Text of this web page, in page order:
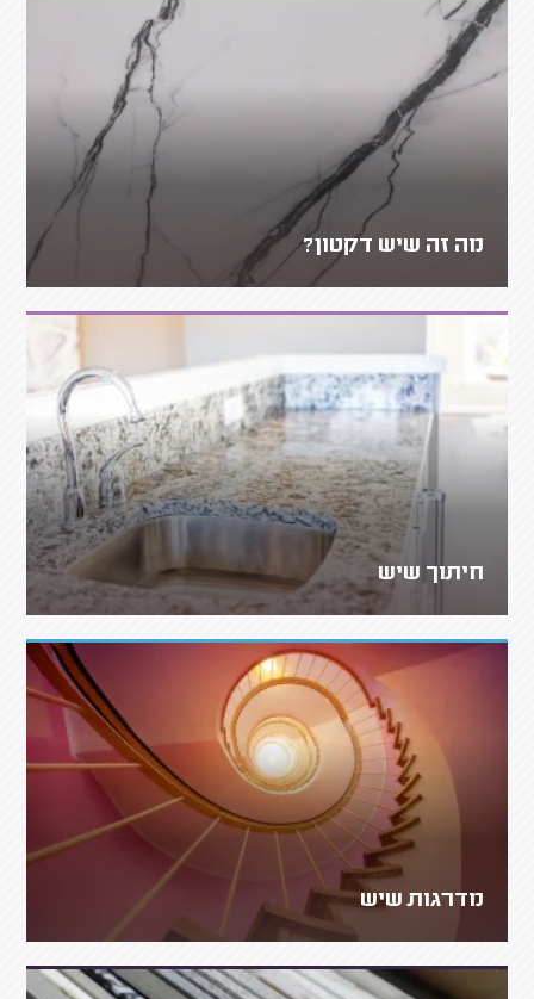
מה זה שיש דקטון?
חיתוך שיש
מדרגות שיש